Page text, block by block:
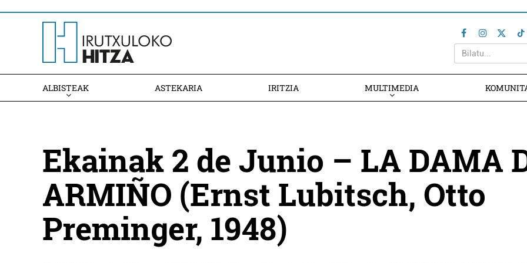
ALBISTEAK ASTEKARIA IRITZIA MULTIMEDIA
Ekainak 2 de Junio – LA DAMA
ARMIÑO (Ernst Lubitsch, Otto
Preminger, 1948)